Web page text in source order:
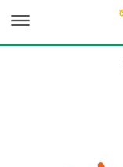
dehaze